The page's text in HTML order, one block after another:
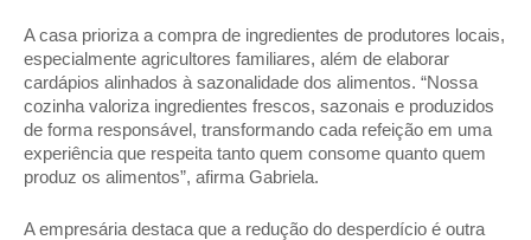
A casa prioriza a compra de ingredientes de produtores locais,
especialmente agricultores familiares, além de elaborar
cardápios alinhados à sazonalidade dos alimentos. “Nossa
cozinha valoriza ingredientes frescos, sazonais e produzidos
de forma responsável, transformando cada refeição em uma
experiência que respeita tanto quem consome quanto quem
produz os alimentos”, afirma Gabriela.
A empresária destaca que a redução do desperdício é outra